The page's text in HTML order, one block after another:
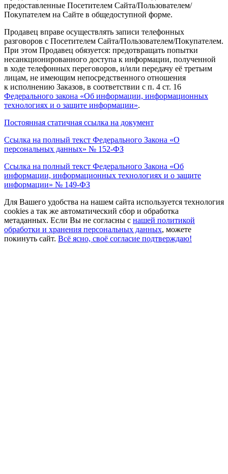
предоставленные Посетителем Сайта/Пользователем/
Покупателем на Сайте в общедоступной форме.
Продавец вправе осуществлять записи телефонных
разговоров с Посетителем Сайта/Пользователем/Покупателем.
При этом Продавец обязуется: предотвращать попытки
несанкционированного доступа к информации, полученной
в ходе телефонных переговоров, и/или передачу её третьим
лицам, не имеющим непосредственного отношения
к исполнению Заказов, в соответствии с п. 4 ст. 16
Федерального закона «Об информации, информационных
технологиях и о защите информации».
Постоянная статичная ссылка на документ
Ссылка на полный текст Федерального Закона «О
персональных данных» № 152-ФЗ
Ссылка на полный текст Федерального Закона «Об
информации, информационных технологиях и о защите
информации» № 149-ФЗ
Для Вашего удобства на нашем сайта используется технология
cookies а так же автоматический сбор и обработка
метаданных. Если Вы не согласны c нашей политикой
обработки и хранения персональных данных, можете
покинуть сайт. Всё ясно, своё согласие подтверждаю!